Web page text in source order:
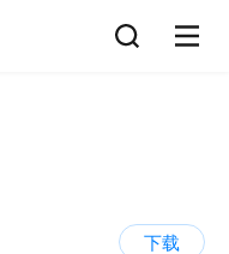
下载